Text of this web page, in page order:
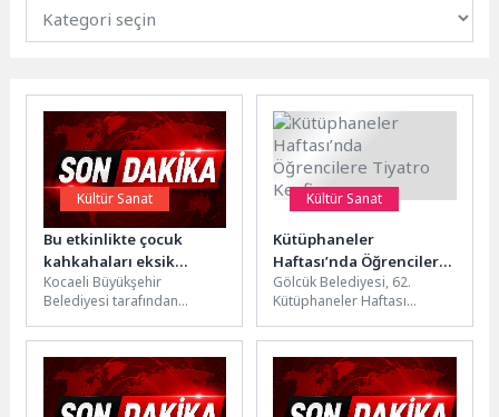
Kültür Sanat
Bu etkinlikte çocuk
kahkahaları eksik
olmuyor
Kocaeli Büyükşehir
Belediyesi tarafından
Oynayalım” etkinlikleri, yaz
akşamlarını çocukların
kahkahalarıyla buluşturmaya
devam...
Kültür Sanat
Kütüphaneler
Haftası’nda Öğrencilere
Tiyatro Keyfi
Gölcük Belediyesi, 62.
Kütüphaneler Haftası
öğrencilerini Kazıklı
Kervansarayı’nda özel bir
tiyatro oyunuyla
ağırladı.Gölcük...